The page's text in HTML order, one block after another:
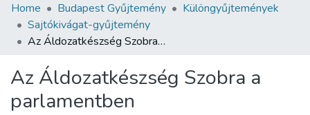
Communities & Collections
All of DSpace
Statistics
About us
Home Budapest Gyűjtemény
Különgyűjtemények
Sajtókivágat-gyűjtemény
Az Áldozatkészség Szobra a parlamentben
Az Áldozatkészség Szobra a
parlamentben